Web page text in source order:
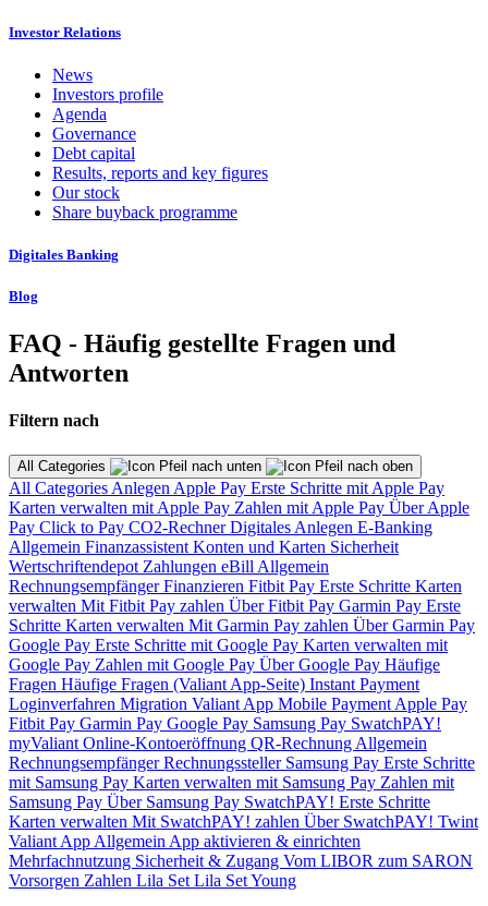
Investor Relations
News
Investors profile
Agenda
Governance
Debt capital
Results, reports and key figures
Our stock
Share buyback programme
Digitales Banking
Blog
FAQ - Häufig gestellte Fragen und
Antworten
Filtern nach
All Categories
All Categories Anlegen Apple Pay Erste Schritte mit Apple Pay
Karten verwalten mit Apple Pay Zahlen mit Apple Pay Über Apple
Pay Click to Pay CO2-RechnerDigitales Anlegen E-Banking
Allgemein Finanzassistent Konten und Karten Sicherheit
Wertschriftendepot Zahlungen eBill Allgemein
RechnungsempfängerFinanzieren Fitbit Pay Erste Schritte Karten
verwalten Mit Fitbit Pay zahlen Über Fitbit Pay Garmin Pay Erste
Schritte Karten verwalten Mit Garmin Pay zahlen Über Garmin Pay
Google Pay Erste Schritte mit Google Pay Karten verwalten mit
Google Pay Zahlen mit Google Pay Über Google Pay Häufige
Fragen Häufige Fragen (Valiant App-Seite) Instant Payment
Loginverfahren Migration Valiant App Mobile Payment Apple Pay
Fitbit Pay Garmin Pay Google Pay Samsung Pay SwatchPAY!
myValiant Online-Kontoeröffnung QR-Rechnung Allgemein
RechnungsempfängerRechnungssteller Samsung Pay Erste Schritte
mit Samsung Pay Karten verwalten mit Samsung Pay Zahlen mit
Samsung Pay Über Samsung Pay SwatchPAY! Erste Schritte
Karten verwalten Mit SwatchPAY! zahlen Über SwatchPAY! Twint
Valiant App Allgemein App aktivieren & einrichten
Mehrfachnutzung Sicherheit & Zugang Vom LIBOR zum SARON
Vorsorgen Zahlen Lila Set Lila Set Young